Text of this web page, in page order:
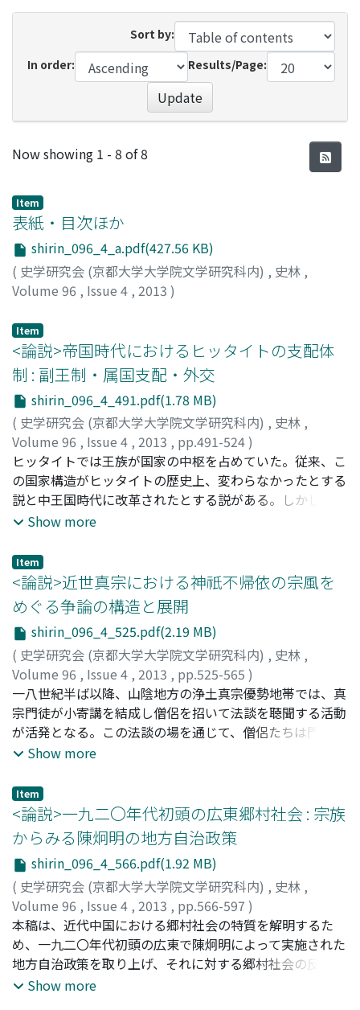
Sort by:
In order:
Results/Page:
Update
Recent Submissions
Now showing 1 - 8 of 8
Item
表紙・目次ほか
shirin_096_4_a.pdf(427.56 KB)
( 史学研究会 (京都大学大学院文学研究科内) , 史林 ,
Volume 96 , Issue 4 , 2013 )
Item
<論説>帝国時代におけるヒッタイトの支配体
制 : 副王制・属国支配・外交
shirin_096_4_491.pdf(1.78 MB)
( 史学研究会 (京都大学大学院文学研究科内) , 史林 ,
Volume 96 , Issue 4 , 2013 , pp.491-524)
山本, 孟; YAMAMOTO, Hajime;ヤマモト, ハジメ
ヒッタイトでは王族が国家の中枢を占めていた。従来、こ
の国家構造がヒッタイトの歴史上、変わらなかったとする
説と中王国時代に改革されたとする説がある。しかし筆者
は、変化したのは国家構造ではなく支配の方法であったと
めに、傍系の王族に対して領土が分割されていた。これに
加わる形で、中王国時代からは誓約文書によって王族に忠
誠を誓わせるという支配方法が実施されたのである。帝国
時代の副王制はこの二種類の支配方法が実行されていたこ
とをよく表している。王位継承の見込みのない王子である
副王は辺境の国を贈与されて懐柔された一方、王は彼らに
誓約文書を作成し忠誠を誓わせていた。さらにヒッタイト
王が属国あるいは諸大国の支配者に対しても誓約文書を作
成し、王室間の結婚によって自身の姻族にしたことは、こ
の支配方法が属国の支配や外交においても適用されたこと
を示している。
Show more
Item
<論説>近世真宗における神祇不帰依の宗風を
めぐる争論の構造と展開
shirin_096_4_525.pdf(2.19 MB)
( 史学研究会 (京都大学大学院文学研究科内) , 史林 ,
Volume 96 , Issue 4 , 2013 , pp.525-565 )
小林, 准士;KOBAYASHI, Junji;コバヤシ, ジュンジ
一八世紀半ば以降、山陰地方の浄土真宗優勢地帯では、真
宗門徒が小寄講を結成し僧侶を招いて法談を聴聞する活動
が活発となる。この法談の場を通じて、僧侶たちは門徒に
対し浄土真宗の神祇不帰依の宗風を遵守するように教導し
争もしばしば起こるようになった。また、同じく一八世紀
半ば以降、領主や村役人たちは、活発化する民衆の宗教活
動の統制を図ろうとしたが、こうした民俗の世界への介入
は民衆の信仰の獲得をめぐって競合する宗教者間の対立を
表面化させ、かえって紛争誘発の原因ともなった。特に、
真宗優勢地帯において専業の神職が多数の神祠・森神の祭
祀と各家における竈祓いの執行に関わっているような出雲
国や石見国では、それが神祇不帰依の宗風をめぐる僧侶と
神職の争いとして現象しやすかったのである。
Show more
Item
<論説>一九二〇年代初頭の広東郷村社会 : 宗族
からみる陳炯明の地方自治政策
shirin_096_4_566.pdf(1.92 MB)
( 史学研究会 (京都大学大学院文学研究科内) , 史林 ,
Volume 96 , Issue 4 , 2013 , pp.566-597 )
宮内, 肇 ;MIYAUCHI, Hajime;ミヤウチ, ハジメ
本稿は、近代中国における郷村社会の特質を解明するた
め、一九二〇年代初頭の広東で陳炯明によって実施された
地方自治政策を取り上げ、それに対する郷村社会の反応を
考察するものである。広東では明清期を通じて、宗族を基
Show more